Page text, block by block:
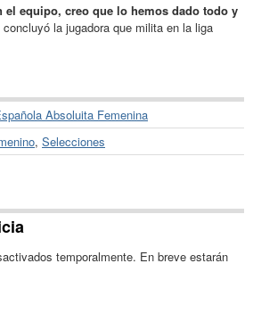
el equipo, creo que lo hemos dado todo y
concluyó la jugadora que milita en la liga
Absoluita Femenina
, Selecciones
temporalmente. En breve estarán